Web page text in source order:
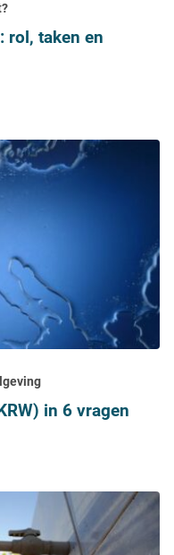
rol, taken en
in 6 vragen